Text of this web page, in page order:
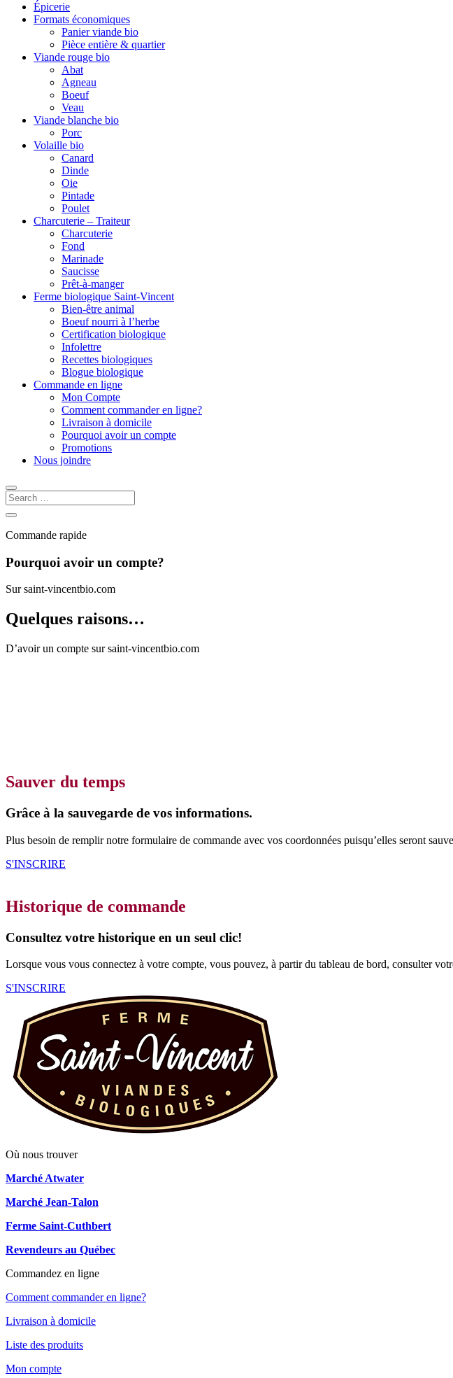
Épicerie
Formats économiques
Panier viande bio
Pièce entière & quartier
Viande rouge bio
Abat
Agneau
Boeuf
Veau
Viande blanche bio
Porc
Volaille bio
Canard
Dinde
Oie
Pintade
Poulet
Charcuterie – Traiteur
Charcuterie
Fond
Marinade
Saucisse
Prêt-à-manger
Ferme biologique Saint-Vincent
Bien-être animal
Boeuf nourri à l’herbe
Certification biologique
Infolettre
Recettes biologiques
Blogue biologique
Commande en ligne
Mon Compte
Comment commander en ligne?
Livraison à domicile
Pourquoi avoir un compte
Promotions
Nous joindre
Commande rapide
Pourquoi avoir un compte?
Sur saint-vincentbio.com
Quelques raisons…
D’avoir un compte sur saint-vincentbio.com
Sauver du temps
Grâce à la sauvegarde de vos informations.
Plus besoin de remplir notre formulaire de commande avec vos coordonnées puisqu’elles seront
S'INSCRIRE
Historique de commande
Consultez votre historique en un seul clic!
Lorsque vous vous connectez à votre compte, vous pouvez, à partir du tableau de bord, consulter
S'INSCRIRE
Où nous trouver
Marché Atwater
Marché Jean-Talon
Ferme Saint-Cuthbert
Revendeurs au Québec
Commandez en ligne
Comment commander en ligne?
Livraison à domicile
Liste des produits
Mon compte